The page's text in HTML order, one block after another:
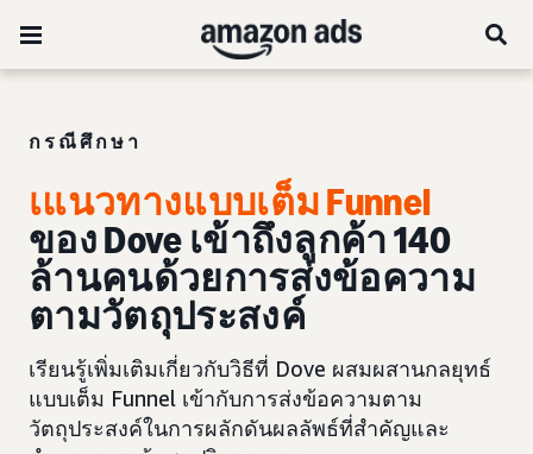
กรณีศึกษา
เแนวทางแบบเต็ม Funnel
ของ Dove เข้าถึงลูกค้า 140
ล้านคนด้วยการส่งข้อความ
ตามวัตถุประสงค์
เรียนรู้เพิ่มเติมเกี่ยวกับวิธีที่ Dove ผสมผสานกลยุทธ์
แบบเต็ม Funnel เข้ากับการส่งข้อความตาม
วัตถุประสงค์ในการผลักดันผลลัพธ์ที่สำคัญและ